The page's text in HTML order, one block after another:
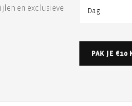
en exclusieve
PAK JE €10